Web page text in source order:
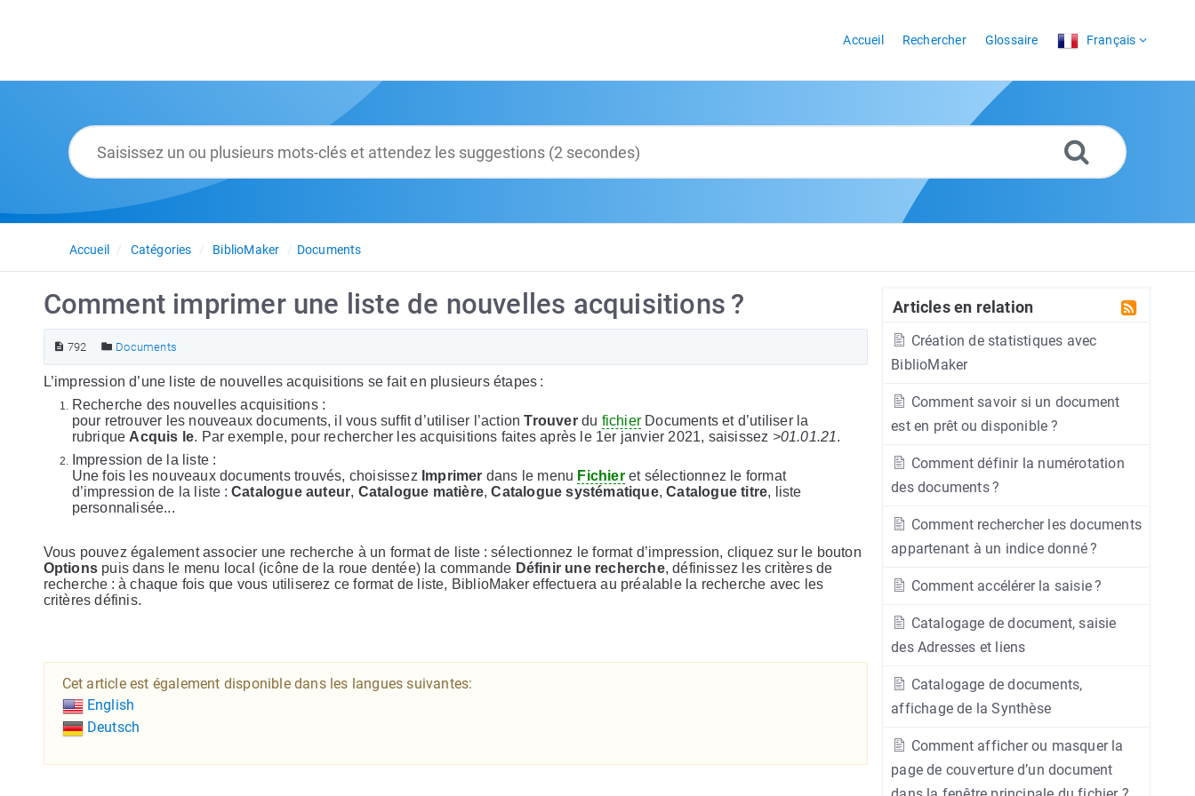
Accueil Rechercher Glossaire Français
Accueil Catégories BiblioMaker Documents
Articles en relation
Création de statistiques avec
BiblioMaker
Comment savoir si un document
est en prêt ou disponible ?
Comment définir la numérotation
des documents ?
Comment rechercher les documents
appartenant à un indice donné ?
Comment accélérer la saisie ?
Catalogage de document, saisie
des Adresses et liens
Catalogage de documents,
affichage de la Synthèse
Comment afficher ou masquer la
page de couverture d’un document
Comment imprimer une liste de nouvelles acquisitions ?
792 Documents
L’impression d’une liste de nouvelles acquisitions se fait en plusieurs étapes :
Recherche des nouvelles acquisitions :
pour retrouver les nouveaux documents, il vous suffit d’utiliser l’actionTrouverdu fichier Documents et d’utiliser la
rubrique Acquis le. Par exemple, pour rechercher les acquisitions faites après le 1er janvier 2021, saisissez >01.01.21.
Impression de la liste :
Une fois les nouveaux documents trouvés, choisissez Imprimer dans le menu Fichieret sélectionnez le format
d’impression de la liste : Catalogue auteur, Catalogue matière,Catalogue systématique,Catalogue titre, liste
personnalisée...
Vous pouvez également associer une recherche à un format de liste : sélectionnez le format d’impression, cliquez sur le bouton
Options puis dans le menu local (icône de la roue dentée) la commande Définir une recherche, définissez les critères de
recherche : à chaque fois que vous utiliserez ce format de liste, BiblioMaker effectuera au préalable la recherche avec les
critères définis.
Cet article est également disponible dans les langues suivantes:
English
Deutsch